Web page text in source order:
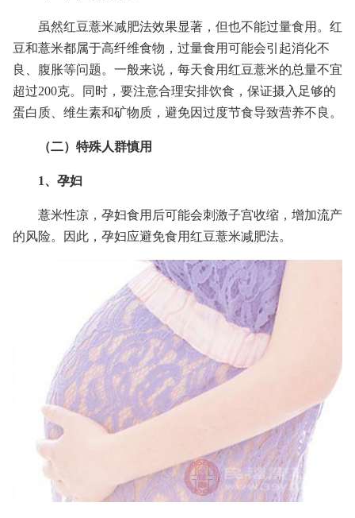
虽然红豆薏米减肥法效果显著，但也不能过量食用。红
豆和薏米都属于高纤维食物，过量食用可能会引起消化不
良、腹胀等问题。一般来说，每天食用红豆薏米的总量不宜
超过200克。同时，要注意合理安排饮食，保证摄入足够的
蛋白质、维生素和矿物质，避免因过度节食导致营养不良。
（二）特殊人群慎用
1、孕妇
薏米性凉，孕妇食用后可能会刺激子宫收缩，增加流产
的风险。因此，孕妇应避免食用红豆薏米减肥法。